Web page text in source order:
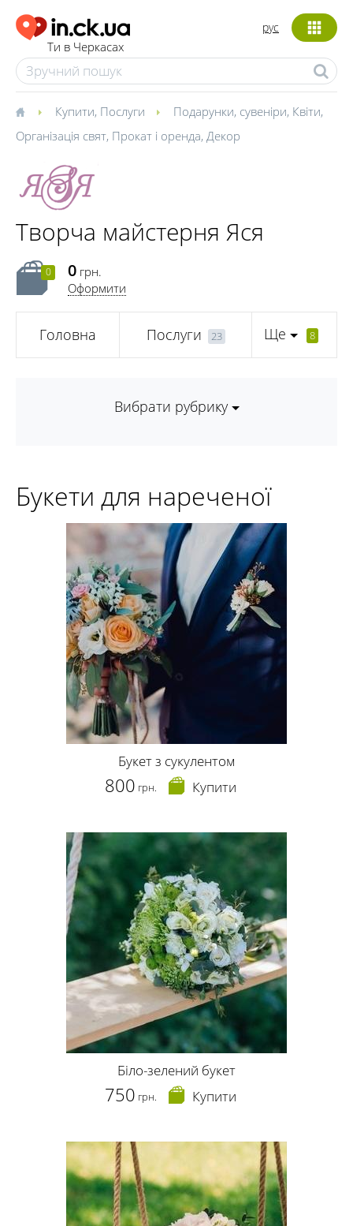
Ти в Черкасах
рус
Купити, Послуги Подарунки, сувеніри, Квіти,
Організація свят, Прокат і оренда, Декор
Творча майстерня Яся
0 0 грн.
Оформити
Головна Послуги 23 Ще 8
Вибрати рубрику
Букети для нареченої
Букет з сукулентом
800 грн. Купити
Біло-зелений букет
750 грн. Купити